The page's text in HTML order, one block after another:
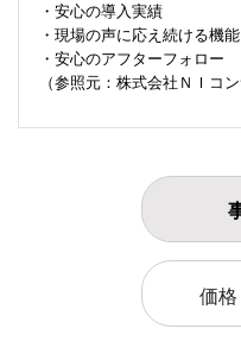
・安心の導入実績
・現場の声に応え続ける機能
・安心のアフターフォロー
（参照元：株式会社ＮＩコ
価格